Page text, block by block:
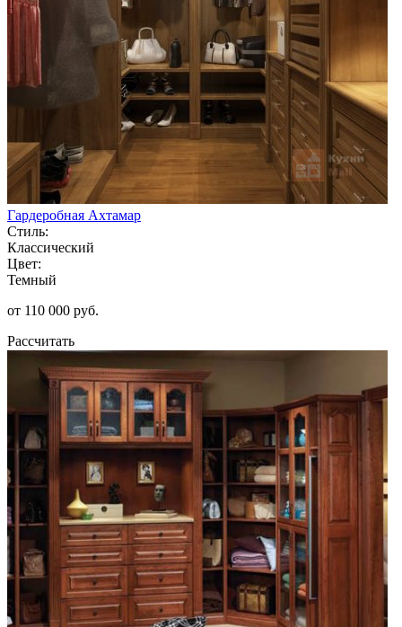
Гардеробная Ахтамар
Стиль:
Классический
Цвет:
Темный
от 110 000 руб.
Рассчитать